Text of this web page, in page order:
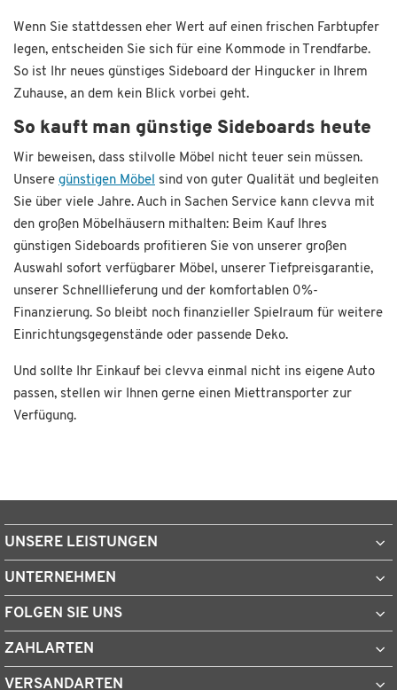
Wenn Sie stattdessen eher Wert auf einen frischen Farbtupfer
legen, entscheiden Sie sich für eine Kommode in Trendfarbe.
So ist Ihr neues günstiges Sideboard der Hingucker in Ihrem
Zuhause, an dem kein Blick vorbei geht.
So kauft man günstige Sideboards heute
Wir beweisen, dass stilvolle Möbel nicht teuer sein müssen.
Unsere günstigen Möbel sind von guter Qualität und begleiten
Sie über viele Jahre. Auch in Sachen Service kann clevva mit
den großen Möbelhäusern mithalten: Beim Kauf Ihres
günstigen Sideboards profitieren Sie von unserer großen
Auswahl sofort verfügbarer Möbel, unserer Tiefpreisgarantie,
unserer Schnelllieferung und der komfortablen 0%-
Finanzierung. So bleibt noch finanzieller Spielraum für weitere
Einrichtungsgegenstände oder passende Deko.
Und sollte Ihr Einkauf bei clevva einmal nicht ins eigene Auto
passen, stellen wir Ihnen gerne einen Miettransporter zur
Verfügung.
UNSERE LEISTUNGEN
UNTERNEHMEN
FOLGEN SIE UNS
ZAHLARTEN
VERSANDARTEN